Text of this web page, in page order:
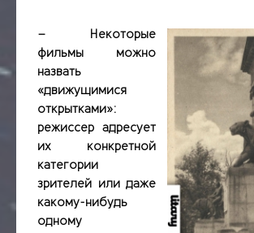
– Некоторые
фильмы можно
назвать
«движущимися
открытками»:
режиссер адресует
их конкретной
категории
зрителей или даже
какому-нибудь
одному